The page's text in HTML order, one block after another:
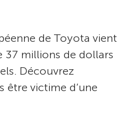
de Toyota vient
37 millions de dollars
Découvrez
être victime d’une